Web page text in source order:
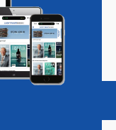
Vacatures